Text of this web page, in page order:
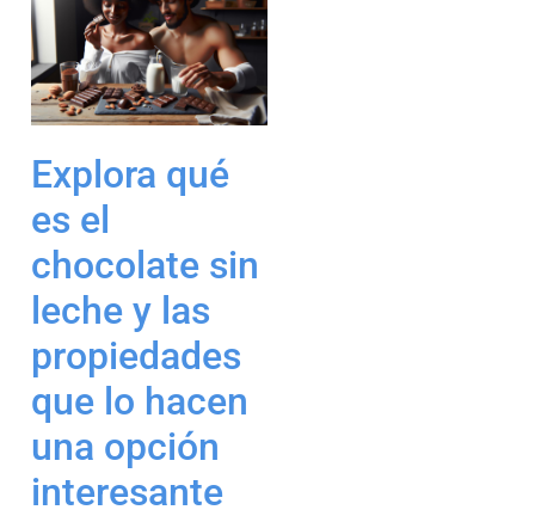
Explora qué
es el
chocolate sin
leche y las
propiedades
que lo hacen
una opción
interesante